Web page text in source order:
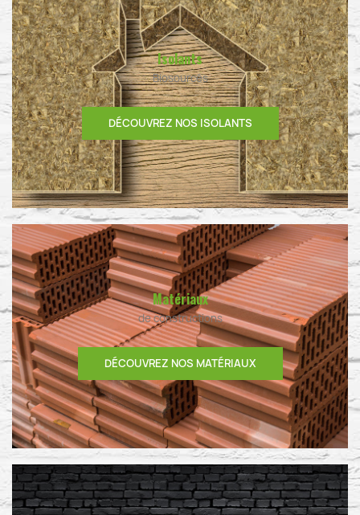
Isolants
Biosourcés
DÉCOUVREZ NOS ISOLANTS
Matériaux
de constructions
DÉCOUVREZ NOS MATÉRIAUX